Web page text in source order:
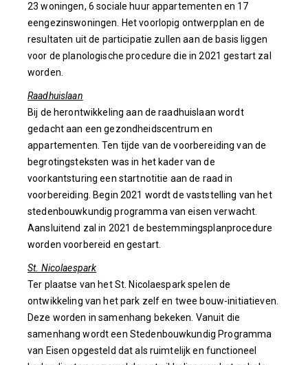
23 woningen, 6 sociale huur appartementen en 17
eengezinswoningen. Het voorlopig ontwerpplan en de
resultaten uit de participatie zullen aan de basis liggen
voor de planologische procedure die in 2021 gestart zal
worden.
Raadhuislaan
Bij de herontwikkeling aan de raadhuislaan wordt
gedacht aan een gezondheidscentrum en
appartementen. Ten tijde van de voorbereiding van de
begrotingsteksten was in het kader van de
voorkantsturing een startnotitie aan de raad in
voorbereiding. Begin 2021 wordt de vaststelling van het
stedenbouwkundig programma van eisen verwacht.
Aansluitend zal in 2021 de bestemmingsplanprocedure
worden voorbereid en gestart.
St. Nicolaespark
Ter plaatse van het St. Nicolaespark spelen de
ontwikkeling van het park zelf en twee bouw-initiatieven.
Deze worden in samenhang bekeken. Vanuit die
samenhang wordt een Stedenbouwkundig Programma
van Eisen opgesteld dat als ruimtelijk en functioneel